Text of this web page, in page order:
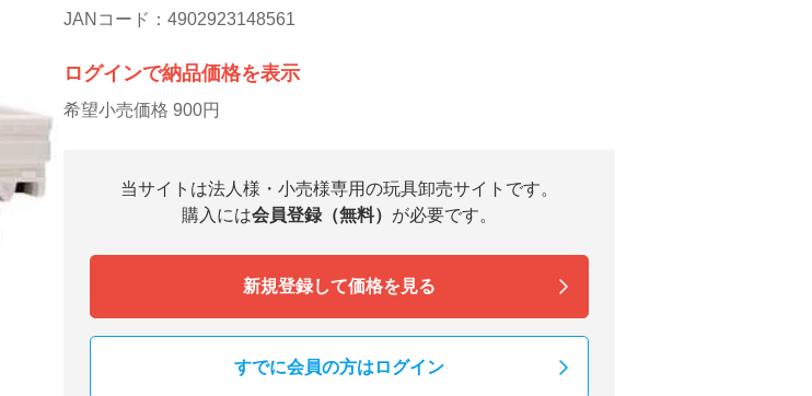
JANコード：4902923148561
ログインで納品価格を表示
希望小売価格 900円
当サイトは法人様・小売様専用の玩具卸売サイトです。
購入には会員登録（無料） が必要です。
新規登録して価格を見る
すでに会員の方はログイン